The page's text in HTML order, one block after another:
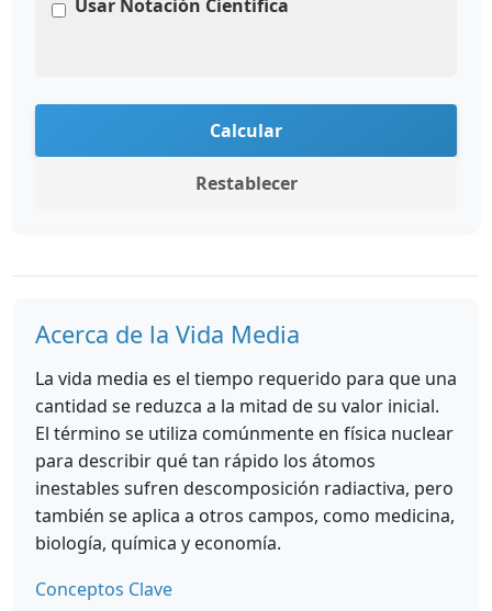
Usar Notación Científica
Calcular
Restablecer
Acerca de la Vida Media
La vida media es el tiempo requerido para que una
cantidad se reduzca a la mitad de su valor inicial.
El término se utiliza comúnmente en física nuclear
para describir qué tan rápido los átomos
inestables sufren descomposición radiactiva, pero
también se aplica a otros campos, como medicina,
biología, química y economía.
Conceptos Clave